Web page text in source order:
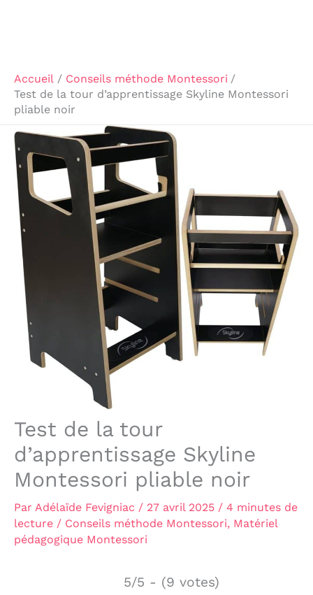
Accueil
Conseils méthode Montessori
Test de la tour d’apprentissage Skyline Montessori
pliable noir
Test de la tour
d’apprentissage Skyline
Montessori pliable noir
Par Adélaïde Fevigniac / 27 avril 2025 / 4 minutes de
lecture / Conseils méthode Montessori, Matériel
pédagogique Montessori
5/5 - (9 votes)